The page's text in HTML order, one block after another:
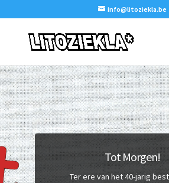
info@litoziekla.be
Tot Morgen!
Ter ere van het 40-jarig